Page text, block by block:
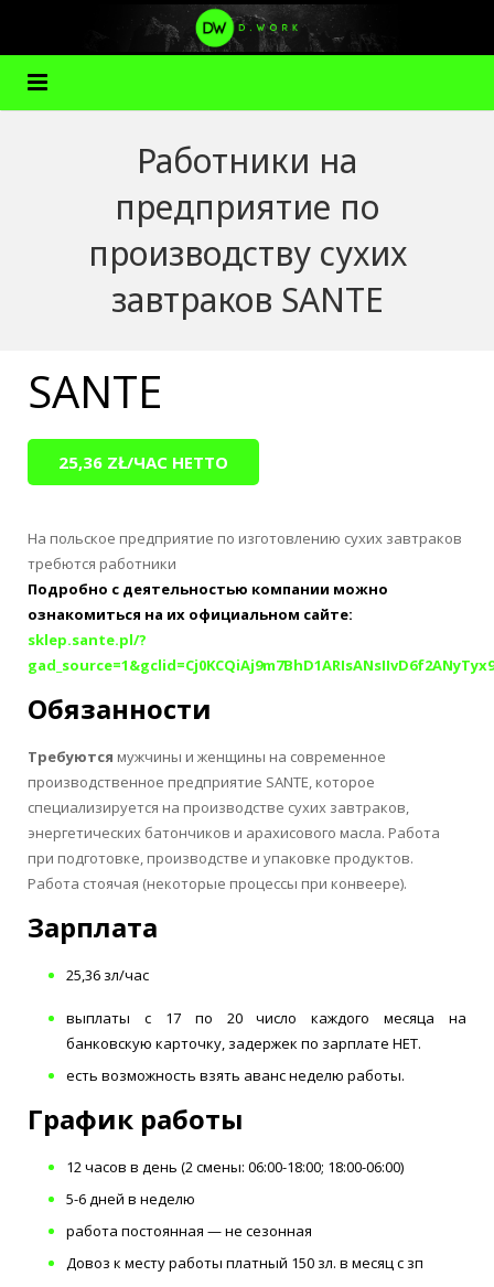
Вакансии
Партнеры
Акции
Контакты
Работники на
предприятие по
производству сухих
завтраков SANTE
SANTE
25,36 ZŁ/ЧАС НЕТТО
На польское предприятие по изготовлению сухих завтраков
требются работники
Подробно с деятельностью компании можно
ознакомиться на их официальном сайте:
sklep.sante.pl/?
Обязанности
Требуются мужчины и женщины на современное
производственное предприятие SANTE, которое
специализируется на производстве сухих завтраков,
энергетических батончиков и арахисового масла. Работа
при подготовке, производстве и упаковке продуктов.
Работа стоячая (некоторые процессы при конвеере).
Зарплата
25,36 зл/час
выплаты с 17 по 20 число каждого месяца на
банковскую карточку, задержек по зарплате НЕТ.
есть возможность взять аванс неделю работы.
График работы
12 часов в день (2 смены: 06:00-18:00; 18:00-06:00)
5-6 дней в неделю
работа постоянная — не сезонная
Довоз к месту работы платный 150 зл. в месяц с зп